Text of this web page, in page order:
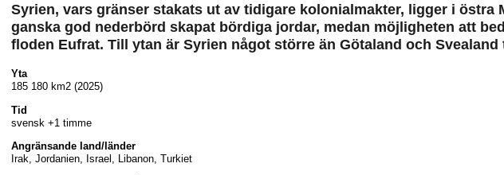
Syrien, vars gränser stakats ut av tidigare kolonialmakter, ligger i
ganska god nederbörd skapat bördiga jordar, medan möjligheten att
floden Eufrat. Till ytan är Syrien något större än Götaland och Svealand
Yta
185 180 km2 (2025)
Tid
svensk +1 timme
Angränsande land/länder
Irak, Jordanien, Israel, Libanon, Turkiet